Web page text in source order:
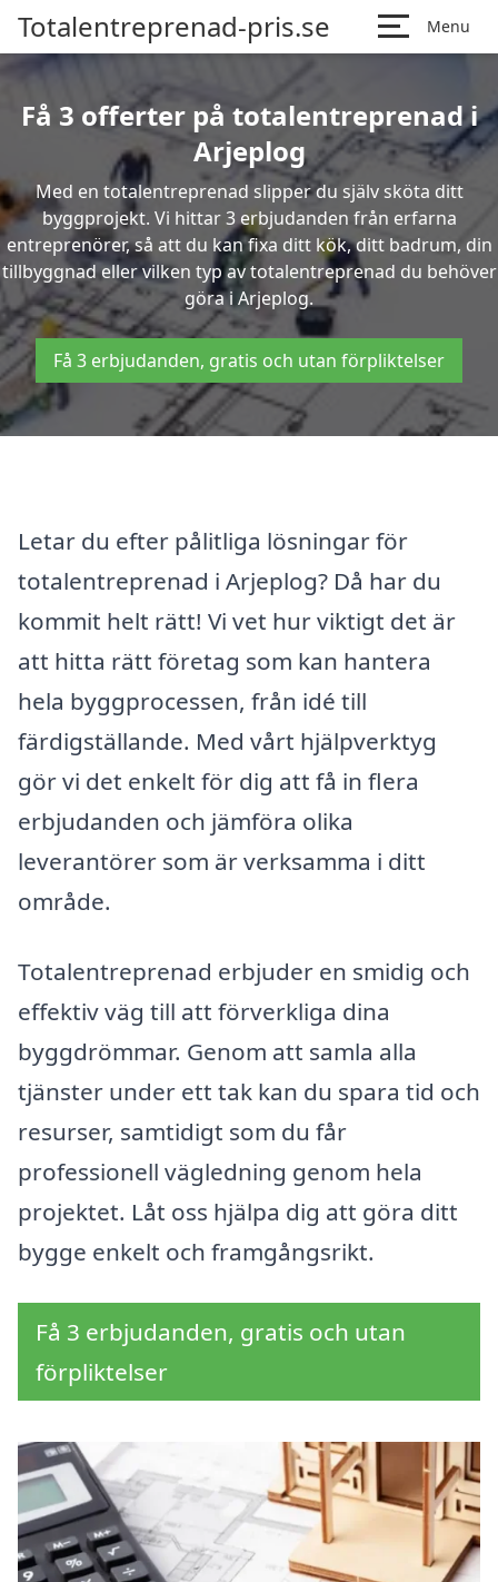
Totalentreprenad-pris.se Menu
Få 3 offerter på totalentreprenad i
Arjeplog
Med en totalentreprenad slipper du själv sköta ditt
byggprojekt. Vi hittar 3 erbjudanden från erfarna
entreprenörer, så att du kan fixa ditt kök, ditt badrum, din
tillbyggnad eller vilken typ av totalentreprenad du behöver
göra i Arjeplog.
Få 3 erbjudanden, gratis och utan förpliktelser
Letar du efter pålitliga lösningar för
totalentreprenad i Arjeplog? Då har du
kommit helt rätt! Vi vet hur viktigt det är
att hitta rätt företag som kan hantera
hela byggprocessen, från idé till
färdigställande. Med vårt hjälpverktyg
gör vi det enkelt för dig att få in flera
erbjudanden och jämföra olika
leverantörer som är verksamma i ditt
område.
Totalentreprenad erbjuder en smidig och
effektiv väg till att förverkliga dina
byggdrömmar. Genom att samla alla
tjänster under ett tak kan du spara tid och
resurser, samtidigt som du får
professionell vägledning genom hela
projektet. Låt oss hjälpa dig att göra ditt
bygge enkelt och framgångsrikt.
Få 3 erbjudanden, gratis och utan
förpliktelser